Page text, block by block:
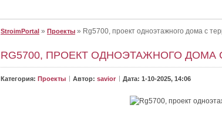
StroimPortal » Проекты » Rg5700, проект одноэтажного дома с
RG5700, ПРОЕКТ ОДНОЭТАЖНОГО ДОМА
Категория: Проекты Автор: savior Дата: 1-10-2025, 14:06